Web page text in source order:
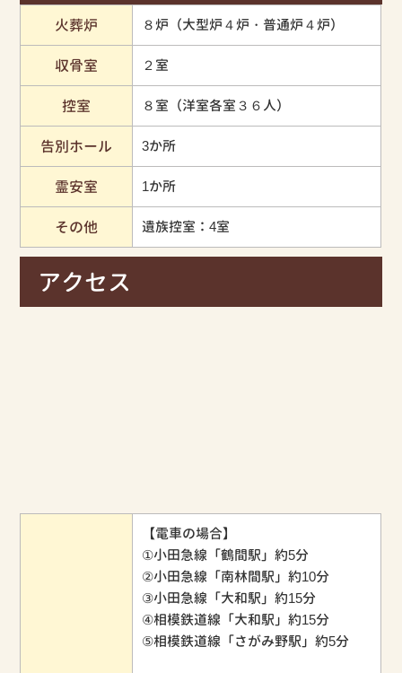
火葬炉 ８炉（大型炉４炉・普通炉４炉）
収骨室 ２室
控室 ８室（洋室各室３６人）
告別ホール 3か所
霊安室 1か所
その他 遺族控室：4室
アクセス
【電車の場合】
①小田急線「鶴間駅」約5分
②小田急線「南林間駅」約10分
③小田急線「大和駅」約15分
④相模鉄道線「大和駅」約15分
⑤相模鉄道線「さがみ野駅」約5分